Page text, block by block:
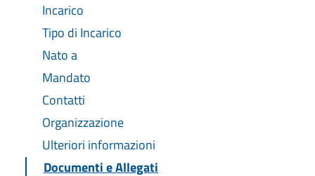
Incarico
Tipo di Incarico
Nato a
Mandato
Contatti
Organizzazione
Ulteriori informazioni
Documenti e Allegati